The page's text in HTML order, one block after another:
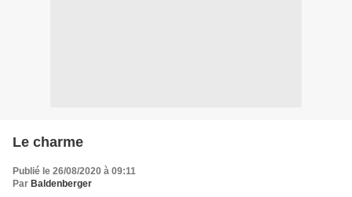
Le charme
Publié le 26/08/2020 à 09:11
Par Baldenberger